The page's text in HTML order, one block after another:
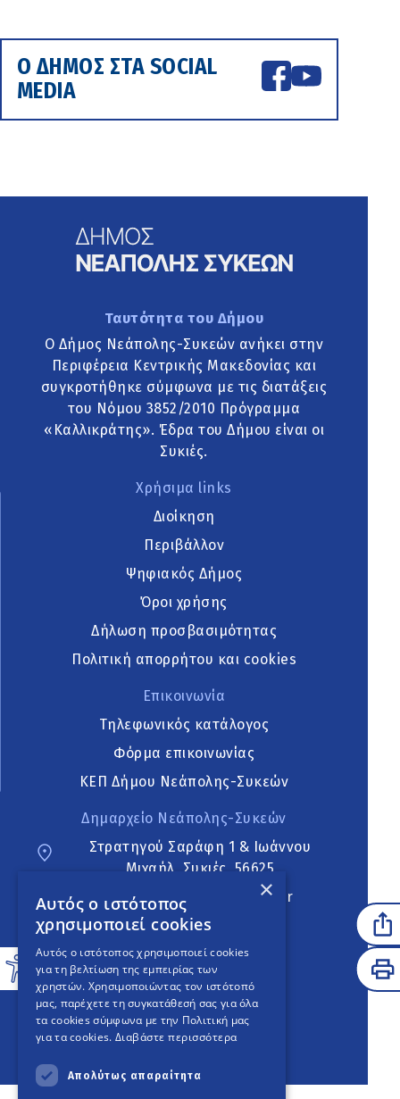
Ο ΔΗΜΟΣ ΣΤΑ SOCIAL
MEDIA
Ταυτότητα του Δήμου
Ο Δήμος Νεάπολης-Συκεών ανήκει στην
Περιφέρεια Κεντρικής Μακεδονίας και
συγκροτήθηκε σύμφωνα με τις διατάξεις
του Νόμου 3852/2010 Πρόγραμμα
«Καλλικράτης». Έδρα του Δήμου είναι οι
Συκιές.
Χρήσιμα links
Διοίκηση
Περιβάλλον
Ψηφιακός Δήμος
Όροι χρήσης
Δήλωση προσβασιμότητας
Πολιτική απορρήτου και cookies
Επικοινωνία
Τηλεφωνικός κατάλογος
Φόρμα επικοινωνίας
ΚΕΠ Δήμου Νεάπολης-Συκεών
Δημαρχείο Νεάπολης-Συκεών
Στρατηγού Σαράφη 1 & Ιωάννου
Μιχαήλ, Συκιές, 56625
neapoli.sykies@ddt.gov.gr
Ακολουθήστε
English Version
An project
×
Αυτός ο ιστότοπος
χρησιμοποιεί cookies
Αυτός ο ιστότοπος χρησιμοποιεί cookies
για τη βελτίωση της εμπειρίας των
χρηστών. Χρησιμοποιώντας τον ιστότοπό
μας, παρέχετε τη συγκατάθεσή σας για όλα
τα cookies σύμφωνα με την Πολιτική μας
για τα cookies. Διαβάστε περισσότερα
Απολύτως απαραίτητα